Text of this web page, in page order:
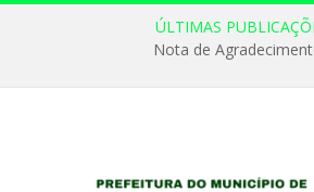
ÚLTIMAS
Nota de